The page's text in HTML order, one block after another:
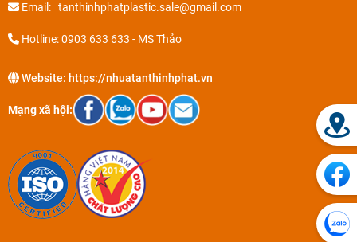
Email: tanthinhphatplastic.sale@gmail.com
Hotline: 0903 633 633 - MS Thảo
Website: https://nhuatanthinhphat.vn
Mạng xã hội: